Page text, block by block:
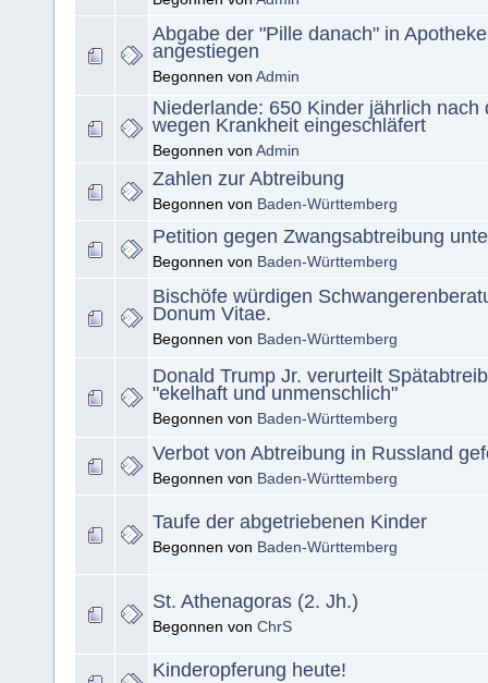
Abgabe der "Pille danach" in
angestiegen
Begonnen von Admin
Niederlande: 650 Kinder jährlich nach
wegen Krankheit eingeschläfert
Begonnen von Admin
Zahlen zur Abtreibung
Begonnen von Baden-Württemberg
Petition gegen Zwangsabtreibung
Begonnen von Baden-Württemberg
Bischöfe würdigen
Donum Vitae.
Begonnen von Baden-Württemberg
Donald Trump Jr. verurteilt
"ekelhaft und unmenschlich"
Begonnen von Baden-Württemberg
Verbot von Abtreibung in Russland
Begonnen von Baden-Württemberg
Taufe der abgetriebenen Kinder
Begonnen von Baden-Württemberg
St. Athenagoras (2. Jh.)
Begonnen von ChrS
Kinderopferung heute!